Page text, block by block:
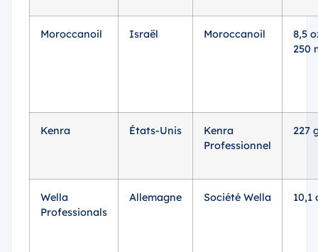
Moroccanoil Israël Moroccanoil
8,5
250
Kenra États-Unis
Kenra
Professionnel
227
Wella
Professionals
Allemagne Société Wella 10,1